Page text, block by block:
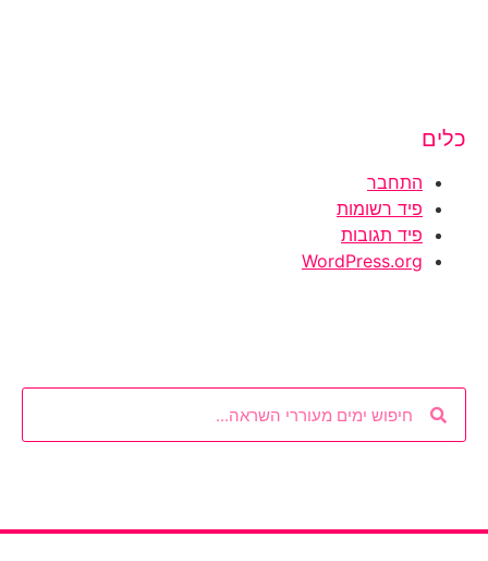
כלים
התחבר
פיד רשומות
פיד תגובות
WordPress.org